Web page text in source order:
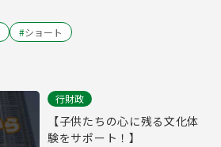
#ショート
行財政
【子供たちの心に残る文化体
験をサポート！】